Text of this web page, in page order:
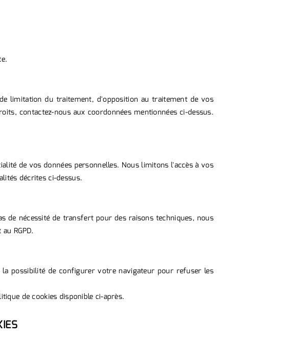
limitation du traitement, d'opposition au traitement de vos
contactez-nous aux coordonnées mentionnées ci-dessus.
de vos données personnelles. Nous limitons l'accès à vos
décrites ci-dessus.
de nécessité de transfert pour des raisons techniques, nous
RGPD.
possibilité de configurer votre navigateur pour refuser les
de cookies disponible ci-après.​